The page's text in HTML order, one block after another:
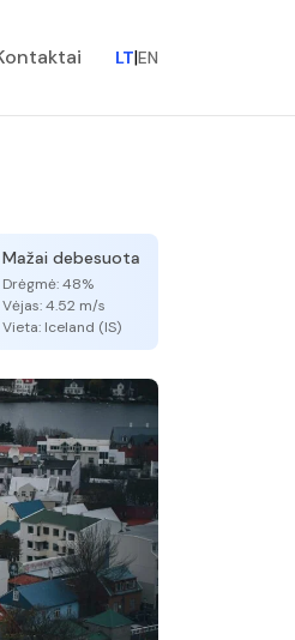
LT|EN
Mažai debesuota
Drėgmė: 48%
Vėjas: 4.52 m/s
Vieta: Iceland (IS)